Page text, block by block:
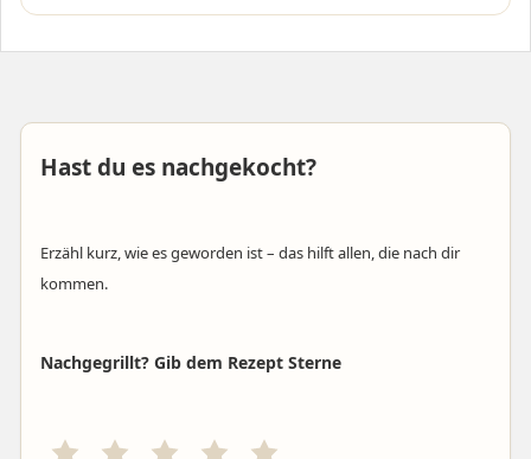
Hast du es nachgekocht?
Erzähl kurz, wie es geworden ist – das hilft allen, die nach dir
kommen.
Nachgegrillt? Gib dem Rezept Sterne